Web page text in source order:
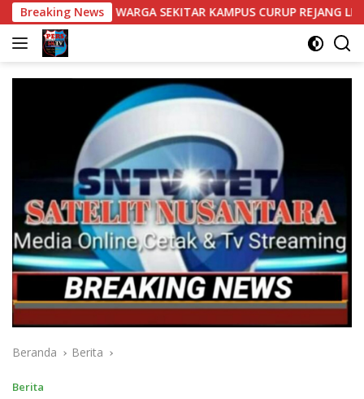
Langsung
ke
konten
Breaking News
SEKITAR KAMPUS CURUP REJANG LEBONG
Beranda Berita
Berita